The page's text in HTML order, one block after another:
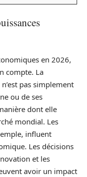
en 2026,
compte. La
pas simplement
ou de ses
dont elle
mondial. Les
influent
Les décisions
et les
avoir un impact